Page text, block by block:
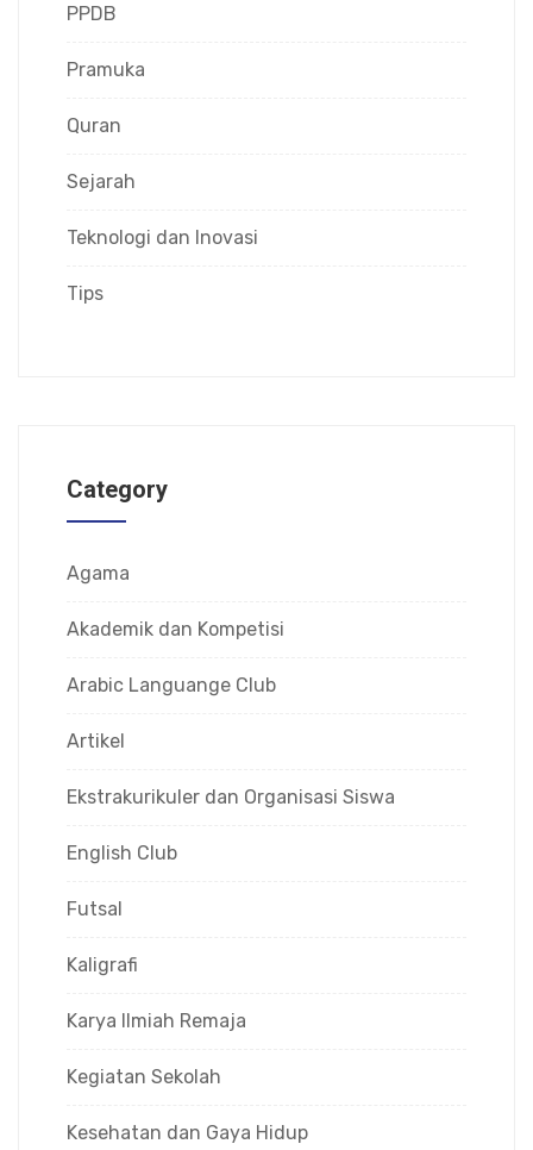
PPDB
Pramuka
Quran
Sejarah
Teknologi dan Inovasi
Tips
Category
Agama
Akademik dan Kompetisi
Arabic Languange Club
Artikel
Ekstrakurikuler dan Organisasi Siswa
English Club
Futsal
Kaligrafi
Karya Ilmiah Remaja
Kegiatan Sekolah
Kesehatan dan Gaya Hidup